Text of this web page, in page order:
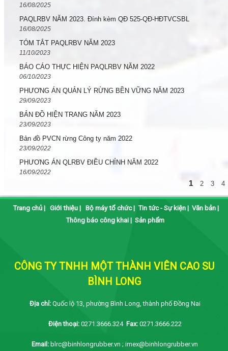
16/08/2025
PAQLRBV NĂM 2023. Đính kèm QĐ 525-QĐ-HĐTVCSBL
16/08/2025
TÓM TẮT PAQLRBV NĂM 2023
11/10/2023
BÁO CÁO THỰC HIỆN PAQLRBV NĂM 2022
06/10/2023
PHƯƠNG ÁN QUẢN LÝ RỪNG BỀN VỮNG NĂM 2023
29/09/2023
BẢN ĐỒ HIỆN TRANG NĂM 2023
23/09/2023
Bản đồ PVCN rừng Công ty năm 2022
23/09/2022
PHƯƠNG ÁN QLRBV ĐIỀU CHỈNH NĂM 2022
16/09/2022
1 2 3 4
Trang chủ| Giới thiệu| Bộ máy tổ chức| Tin tức - Sự kiện| Văn bản|
Thông báo công khai| Sản phẩm
CÔNG TY TNHH MỘT THÀNH VIÊN CAO SU
BÌNH LONG
Địa chỉ: Quốc lộ 13, phường Bình Long, thành phố Đồng Nai
Điện thoại:0271.3666.324 Fax: 0271.3666.222
Email: blrc@binhlongrubber.vn ; imex@binhlongrubber.vn